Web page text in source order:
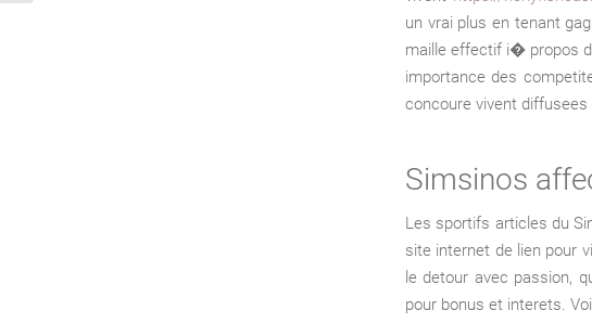
un vrai plus en tenant
maille effectif i� propos
importance des
concoure vivent diffusees
Simsinos
Les sportifs articles du
site internet de lien pour
le detour avec passion,
pour bonus et interets.